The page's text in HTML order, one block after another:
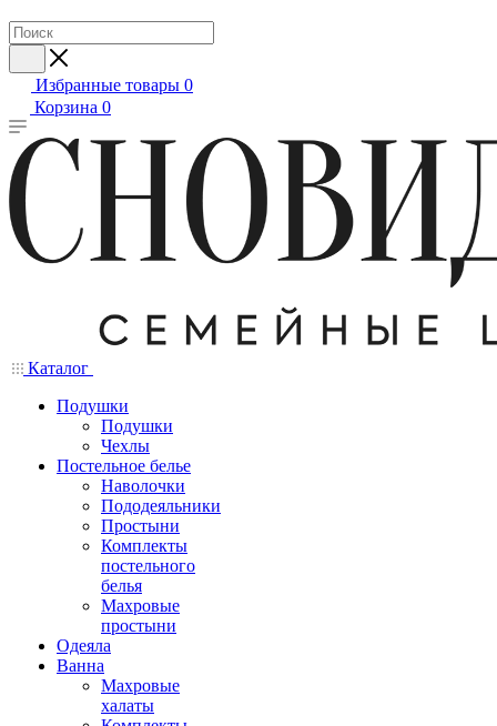
Избранные товары 0
Корзина 0
Каталог
Подушки
Подушки
Чехлы
Постельное белье
Наволочки
Пододеяльники
Простыни
Комплекты
постельного
белья
Махровые
простыни
Одеяла
Ванна
Махровые
халаты